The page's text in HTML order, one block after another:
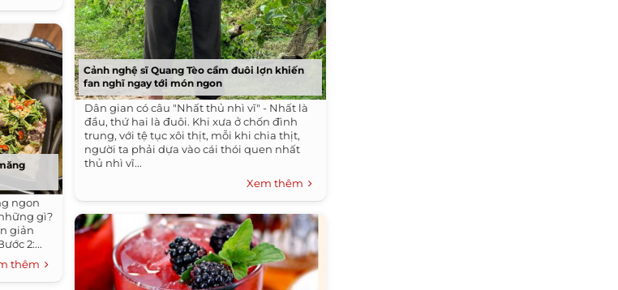
ngon
gì?
giản
2:...
thêm
Cảnh nghệ sĩ Quang Tèo cầm đuôi lợn khiến
fan nghĩ ngay tới món ngon
Dân gian có câu "Nhất thủ nhì vĩ" - Nhất là
đầu, thứ hai là đuôi. Khi xưa ở chốn đình
trung, với tệ tục xôi thịt, mỗi khi chia thịt,
người ta phải dựa vào cái thói quen nhất
thủ nhì vĩ...
Xem thêm